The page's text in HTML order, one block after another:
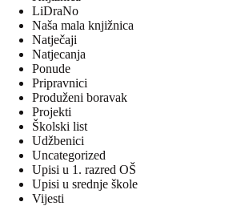
LiDraNo
Naša mala knjižnica
Natječaji
Natjecanja
Ponude
Pripravnici
Produženi boravak
Projekti
Školski list
Udžbenici
Uncategorized
Upisi u 1. razred OŠ
Upisi u srednje škole
Vijesti